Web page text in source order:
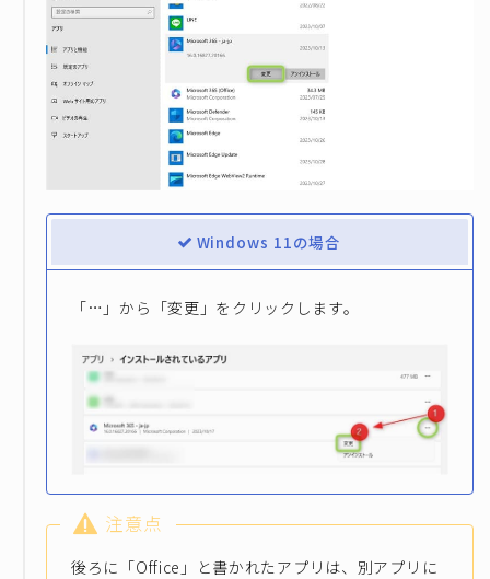
Windows 11の場合
「…」から「変更」をクリックします。
注意点
後ろに「Office」と書かれたアプリは、別アプリに